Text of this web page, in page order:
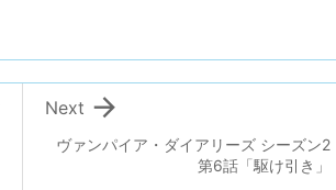
ヴァンパイア・ダイアリーズ シーズン2
第6話「駆け引き」

Next